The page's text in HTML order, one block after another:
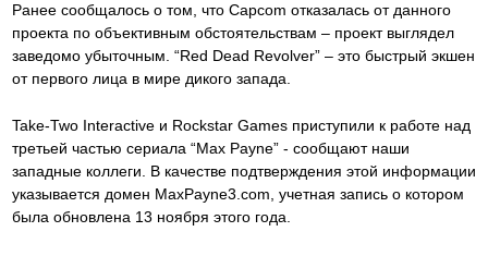
Ранее сообщалось о том, что Capcom отказалась от данного
проекта по объективным обстоятельствам – проект выглядел
заведомо убыточным. “Red Dead Revolver” – это быстрый экшен
от первого лица в мире дикого запада.
Take-Two Interactive и Rockstar Games приступили к работе над
третьей частью сериала “Max Payne” - сообщают наши
западные коллеги. В качестве подтверждения этой информации
указывается домен MaxPayne3.com, учетная запись о котором
была обновлена 13 ноября этого года.